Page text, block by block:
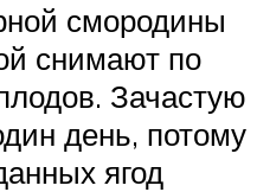
смородины
снимают по
Зачастую
день, потому
ягод